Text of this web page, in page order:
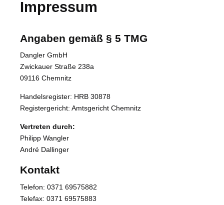
Impressum
Angaben gemäß § 5 TMG
Dangler GmbH
Zwickauer Straße 238a
09116 Chemnitz
Handelsregister: HRB 30878
Registergericht: Amtsgericht Chemnitz
Vertreten durch:
Philipp Wangler
André Dallinger
Kontakt
Telefon: 0371 69575882
Telefax: 0371 69575883